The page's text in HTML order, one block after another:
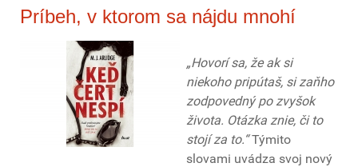
Príbeh, v ktorom sa nájdu mnohí
„Hovorí sa, že ak si
niekoho pripútaš, si zaňho
zodpovedný po zvyšok
života. Otázka znie, či to
stojí za to.“Týmito
slovami uvádza svoj nový